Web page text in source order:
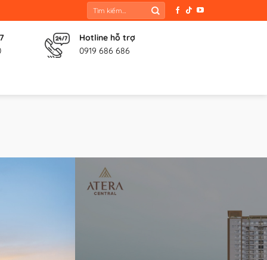
Tìm
kiếm:
Hotline hỗ trợ
0919 686 686